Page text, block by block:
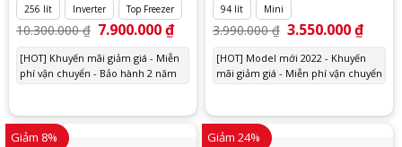
256 lít Inverter Top Freezer
10.300.000₫ Giá
gốc
là:
10.300.000 ₫.
7.900.000₫Giá
tại
là:
7.900.000 ₫.
[HOT] Khuyến mãi giảm giá - Miễn
phí vận chuyển - Bảo hành 2 năm
94 lít Mini
3.990.000₫ Giá
gốc
là:
3.990.000 ₫.
3.550.000₫Giá
tại
là:
[HOT] Model mới 2022 - Khuyến
mãi giảm giá - Miễn phí vận chuyển
Giảm 8% Giảm 24%